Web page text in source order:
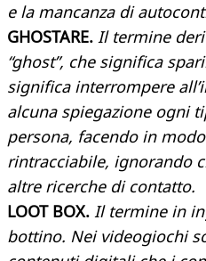
e la mancanza di
GHOSTARE. Il termine
“ghost”, che significa
significa interrompere
alcuna spiegazione ogni
persona, facendo in
rintracciabile, ignorando
altre ricerche di contatto.
LOOT BOX. Il termine in
bottino. Nei videogiochi